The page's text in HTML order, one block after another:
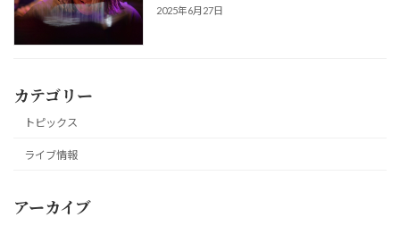
2025年6月27日
カテゴリー
トピックス
ライブ情報
アーカイブ